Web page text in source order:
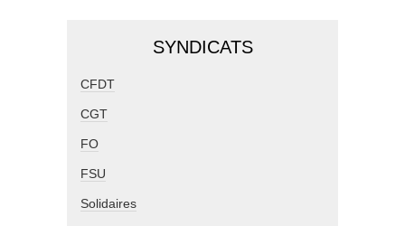
SYNDICATS
CFDT
CGT
FO
FSU
Solidaires